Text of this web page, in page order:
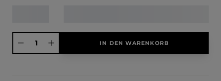
IN DEN WARENKORB